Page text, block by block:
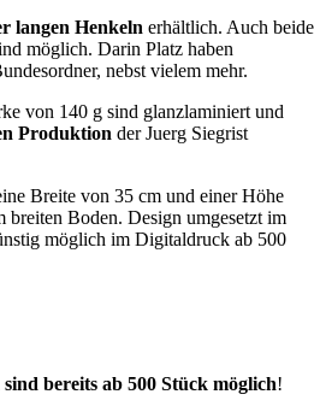
langen Henkeln erhältlich. Auch beide
möglich. Darin Platz haben
nebst vielem mehr.
von 140 g sind glanzlaminiert und
Produktion der Juerg Siegrist
Breite von 35 cm und einer Höhe
breiten Boden. Design umgesetzt im
möglich im Digitaldruck ab 500
bereits ab 500 Stück möglich!